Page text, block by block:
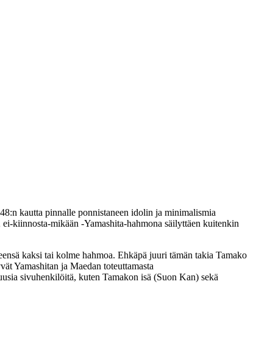
kautta pinnalle ponnistaneen idolin ja minimalismia
mikään ‑Yamashita-hahmona säilyttäen kuitenkin
kaksi tai kolme hahmoa. Ehkäpä juuri tämän takia Tamako
Yamashitan ja Maedan toteuttamasta
sivuhenkilöitä, kuten Tamakon isä (Suon Kan) sekä